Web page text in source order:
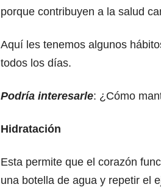
porque contribuyen a la salud
Aquí les tenemos algunos
todos los días.
Podría interesarle: ¿Cómo
Hidratación
Esta permite que el corazón
una botella de agua y repetir el